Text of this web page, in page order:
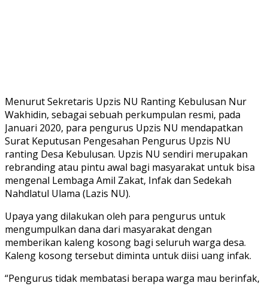
Menurut Sekretaris Upzis NU Ranting Kebulusan Nur
Wakhidin, sebagai sebuah perkumpulan resmi, pada
Januari 2020, para pengurus Upzis NU mendapatkan
Surat Keputusan Pengesahan Pengurus Upzis NU
ranting Desa Kebulusan. Upzis NU sendiri merupakan
rebranding atau pintu awal bagi masyarakat untuk bisa
mengenal Lembaga Amil Zakat, Infak dan Sedekah
Nahdlatul Ulama (Lazis NU).
Upaya yang dilakukan oleh para pengurus untuk
mengumpulkan dana dari masyarakat dengan
memberikan kaleng kosong bagi seluruh warga desa.
Kaleng kosong tersebut diminta untuk diisi uang infak.
“Pengurus tidak membatasi berapa warga mau berinfak,